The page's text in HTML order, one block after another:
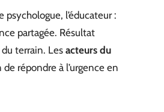
l’éducateur :
partagée. Résultat
terrain. Les acteurs du
répondre à l’urgence en